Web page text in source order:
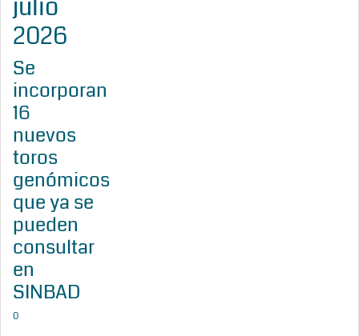
julio
2026
Se
incorporan
16
nuevos
toros
genómicos
que ya se
pueden
consultar
en
SINBAD
0